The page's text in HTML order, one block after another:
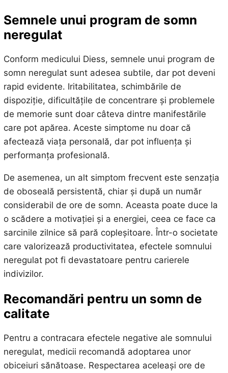
Semnele unui program de somn
neregulat
Conform medicului Diess, semnele unui program de
somn neregulat sunt adesea subtile, dar pot deveni
rapid evidente. Iritabilitatea, schimbările de
dispoziție, dificultățile de concentrare și problemele
de memorie sunt doar câteva dintre manifestările
care pot apărea. Aceste simptome nu doar că
afectează viața personală, dar pot influența și
performanța profesională.
De asemenea, un alt simptom frecvent este senzația
de oboseală persistentă, chiar și după un număr
considerabil de ore de somn. Aceasta poate duce la
o scădere a motivației și a energiei, ceea ce face ca
sarcinile zilnice să pară copleșitoare. Într-o societate
care valorizează productivitatea, efectele somnului
neregulat pot fi devastatoare pentru carierele
indivizilor.
Recomandări pentru un somn de
calitate
Pentru a contracara efectele negative ale somnului
neregulat, medicii recomandă adoptarea unor
obiceiuri sănătoase. Respectarea aceleași ore de